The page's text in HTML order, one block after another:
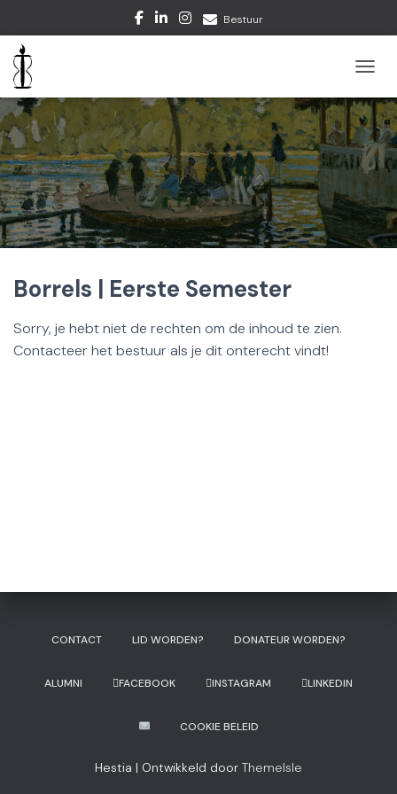
Bestuur
Borrels | Eerste Semester
Sorry, je hebt niet de rechten om de inhoud te zien.
Contacteer het bestuur als je dit onterecht vindt!
CONTACT LID WORDEN? DONATEUR WORDEN?
ALUMNI FACEBOOK INSTAGRAM LINKEDIN
COOKIE BELEID
Hestia | Ontwikkeld door ThemeIsle